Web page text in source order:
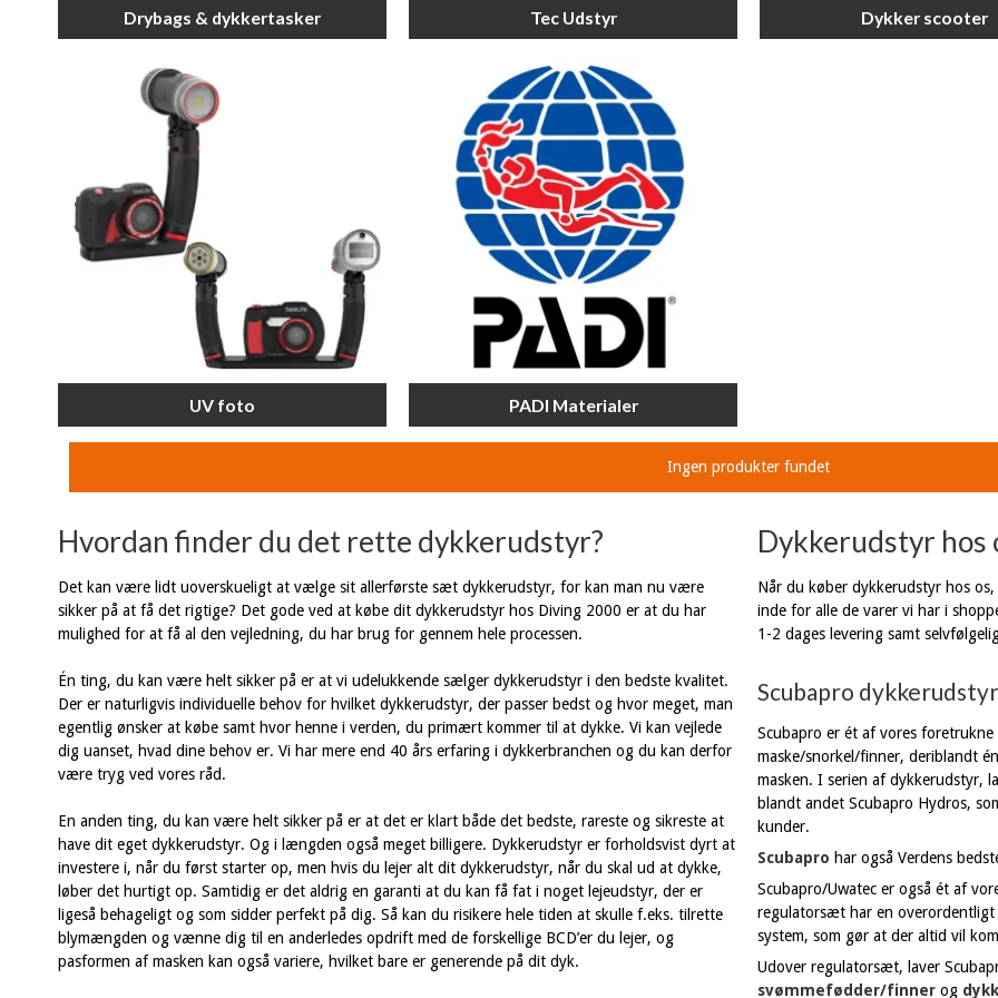
Drybags & dykkertasker Tec Udstyr Dykker scooter
UV foto PADI Materialer
Ingen produkter fundet
Hvordan finder du det rette dykkerudstyr?
Det kan være lidt uoverskueligt at vælge sit allerførste sæt dykkerudstyr, for kan man nu være
sikker på at få det rigtige? Det gode ved at købe dit dykkerudstyr hos Diving 2000 er at du har
mulighed for at få al den vejledning, du har brug for gennem hele processen.
Én ting, du kan være helt sikker på er at vi udelukkende sælger dykkerudstyr i den bedste kvalitet.
Der er naturligvis individuelle behov for hvilket dykkerudstyr, der passer bedst og hvor meget, man
egentlig ønsker at købe samt hvor henne i verden, du primært kommer til at dykke. Vi kan vejlede
dig uanset, hvad dine behov er. Vi har mere end 40 års erfaring i dykkerbranchen og du kan derfor
være tryg ved vores råd.
En anden ting, du kan være helt sikker på er at det er klart både det bedste, rareste og sikreste at
have dit eget dykkerudstyr. Og i længden også meget billigere. Dykkerudstyr er forholdsvist dyrt at
investere i, når du først starter op, men hvis du lejer alt dit dykkerudstyr, når du skal ud at dykke,
løber det hurtigt op. Samtidig er det aldrig en garanti at du kan få fat i noget lejeudstyr, der er
ligeså behageligt og som sidder perfekt på dig. Så kan du risikere hele tiden at skulle f.eks. tilrette
blymængden og vænne dig til en anderledes opdrift med de forskellige BCD’er du lejer, og
pasformen af masken kan også variere, hvilket bare er generende på dit dyk.
Dykkerudstyr hos
Når du køber dykkerudstyr hos
inde for alle de varer vi har i
1-2 dages levering samt
Scubapro dykkerudstyr
Scubapro er ét af vores
maske/snorkel/finner, deriblandt
masken. I serien af dykkerudstyr,
blandt andet Scubapro Hydros,
kunder.
Scubapro har også Verdens
Scubapro/Uwatec er også ét af
regulatorsæt har en overordentligt
system, som gør at der altid vil
Udover regulatorsæt, laver
svømmefødder/finner og